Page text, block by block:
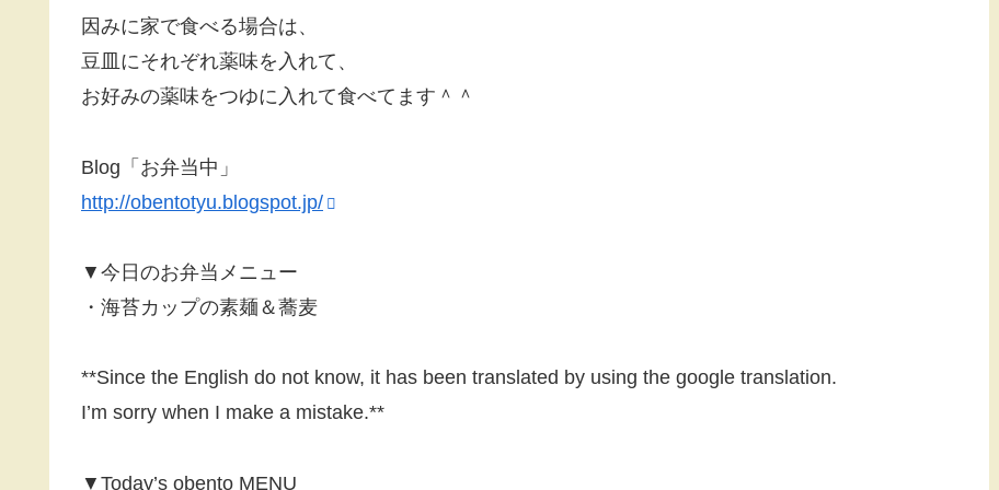
因みに家で食べる場合は、
豆皿にそれぞれ薬味を入れて、
お好みの薬味をつゆに入れて食べてます＾＾
Blog「お弁当中」
http://obentotyu.blogspot.jp/
▼今日のお弁当メニュー
・海苔カップの素麺＆蕎麦
**Since the English do not know, it has been translated by using the google translation.
I’m sorry when I make a mistake.**
▼Today’s obento MENU